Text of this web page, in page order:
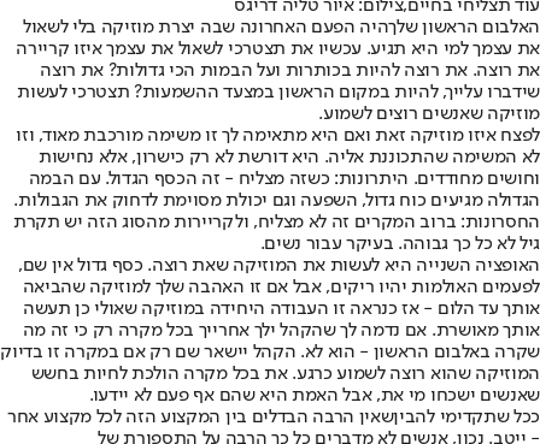
עוד תצליחי בחיים,צילום: איור טליה דריגס
האלבום הראשון שלךהיה הפעם האחרונה שבה יצרת מוזיקה בלי לשאול
את עצמך למי היא תגיע. עכשיו את תצטרכי לשאול את עצמך איזו קריירה
את רוצה. את רוצה להיות בכותרות ועל הבמות הכי גדולות? את רוצה
שידברו עלייך, להיות במקום הראשון במצעד ההשמעות? תצטרכי לעשות
מוזיקה שאנשים רוצים לשמוע.
לפצח איזו מוזיקה זאת ואם היא מתאימה לך זו משימה מורכבת מאוד, וזו
לא המשימה שהתכוננת אליה. היא דורשת לא רק כישרון, אלא נחישות
וחושים מחודדים. היתרונות: כשזה מצליח - זה הכסף הגדול. עם הבמה
הגדולה מגיעים כוח גדול, השפעה וגם יכולת מסוימת לדחוק את הגבולות.
החסרונות: ברוב המקרים זה לא מצליח, ולקריירות מהסוג הזה יש תקרת
גיל לא כל כך גבוהה. בעיקר עבור נשים.
האופציה השנייה היא לעשות את המוזיקה שאת רוצה. כסף גדול אין שם,
לפעמים האולמות יהיו ריקים, אבל אם זו האהבה שלך למוזיקה שהביאה
אותך עד הלום - אז כנראה זו העבודה היחידה במוזיקה שאולי כן תעשה
אותך מאושרת. אם נדמה לך שהקהל ילך אחרייך בכל מקרה רק כי זה מה
שקרה באלבום הראשון - הוא לא. הקהל יישאר שם רק אם במקרה זו בדיוק
המוזיקה שהוא רוצה לשמוע כרגע. את בכל מקרה הולכת לחיות בחשש
שאנשים ישכחו מי את, אבל האמת היא שהם אף פעם לא יידעו.
ככל שתקדימי להביןשאין הרבה הבדלים בין המקצוע הזה לכל מקצוע אחר
- ייטב. נכון, אנשים לא מדברים כל כך הרבה על התספורת של